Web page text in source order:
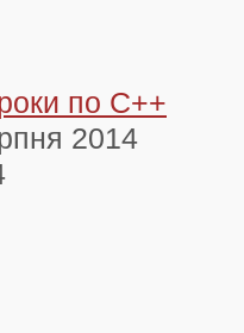
по С++
2014